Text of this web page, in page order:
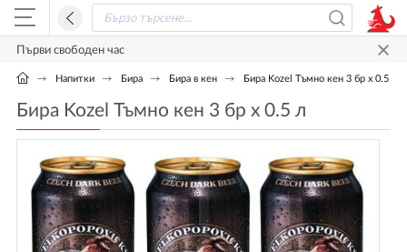
Първи свободен час
Напитки Бира Бира в кен Бира Kozel Тъмно кен 3 бр x 0.5 л
Бира Kozel Тъмно кен 3 бр x 0.5 л